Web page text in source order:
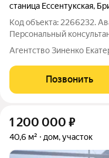
станица Ессентукская,
Код объекта: 2266232.
Персональный
ипотека Юр.
в собственности. Стены
пеплоблок. Кровля
Агентство Зиненко
Позвонить
1 200 000 ₽
40,6 м² дом, участок